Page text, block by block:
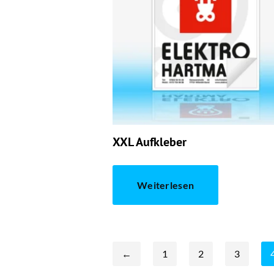
XXL Aufkleber
Weiterlesen
← 1 2 3